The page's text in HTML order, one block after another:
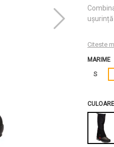
Citeste
MARIME
S
CULOARE